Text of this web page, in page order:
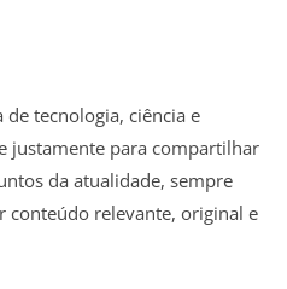
tecnologia, ciência e
justamente para compartilhar
da atualidade, sempre
relevante, original e